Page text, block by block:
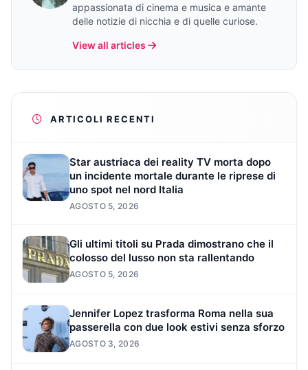
appassionata di cinema e musica e amante
delle notizie di nicchia e di quelle curiose.
View all articles
ARTICOLI RECENTI
Star austriaca dei reality TV morta dopo
un incidente mortale durante le riprese di
uno spot nel nord Italia
AGOSTO 5, 2026
Gli ultimi titoli su Prada dimostrano che il
colosso del lusso non sta rallentando
AGOSTO 5, 2026
Jennifer Lopez trasforma Roma nella sua
passerella con due look estivi senza sforzo
AGOSTO 3, 2026